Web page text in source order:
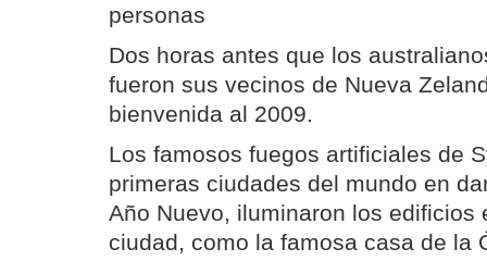
personas
Dos horas antes que los
fueron sus vecinos de Nueva
bienvenida al 2009.
Los famosos fuegos artificiales de
primeras ciudades del mundo en
Año Nuevo, iluminaron los edificios
ciudad, como la famosa casa de la